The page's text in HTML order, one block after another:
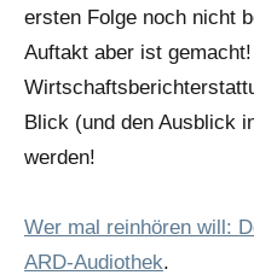
ersten Folge noch nicht
Auftakt aber ist
Blick (und den Ausblick
werden!
Wer mal reinhören will:
ARD-Audiothek.